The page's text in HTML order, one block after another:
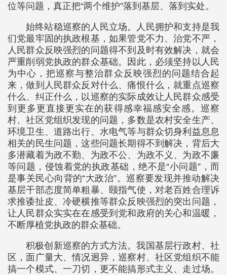
位等问题，真正把“两个维护”落到基层、落到实处。
始终站稳巡察的人民立场。人民拥护和支持是我
们党最牢固的执政根基，如果管党不力、治党不严，
人民群众反映强烈的问题得不到及时有效解决，就会
严重削弱党执政的群众基础。因此，必须坚持以人民
为中心，把巡察与整治群众反映强烈的问题结合起
来，做到人民群众反对什么、痛恨什么，就重点巡察
什么、纠正什么，以巡察的实际成效让人民群众感受
到更多更直接更实在的获得感幸福感安全感。巡察
村、社区党组织发现的问题，多数是农村安全生产、
环境卫生、道路出行、水电气等与群众切身利益息息
相关的民生问题，这些问题长期得不到解决，背后大
多潜藏着为政不勤、为政不公、为政不义、为政不廉
等问题，侵蚀着党的执政基础，绝不是“小问题”，而
是事关民心向背的“大政治”。巡察要发现并推动解决
基层干部态度简单粗暴、颐指气使，对老百姓合理诉
求推诿扯皮、冷硬横推等群众反映强烈的突出问题，
让人民群众实实在在感受到党和政府的关心和温暖，
不断厚植党执政的群众基础。
积极创新巡察的方式方法。我国基层行政村、社
区，面广量大、情况迥异，巡察村、社区党组织不能
搞一个模式、一刀切，更不能搞形式主义、走过场。